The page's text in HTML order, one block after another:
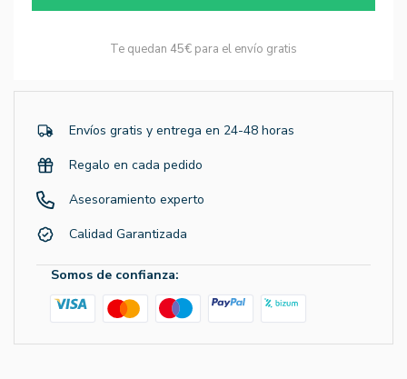
Te quedan 45€ para el envío gratis
Envíos gratis y entrega en 24-48 horas
Regalo en cada pedido
Asesoramiento experto
Calidad Garantizada
Somos de confianza: